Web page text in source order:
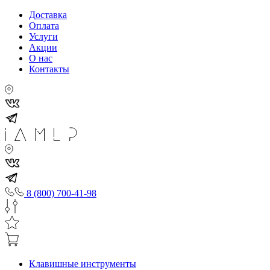
Доставка
Оплата
Услуги
Акции
О нас
Контакты
8 (800) 700-41-98
Клавишные инструменты